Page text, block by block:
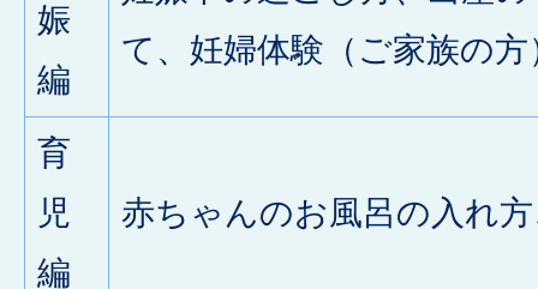
娠
編
て、妊婦体験（ご家族の方
育
児
編
赤ちゃんのお風呂の入れ